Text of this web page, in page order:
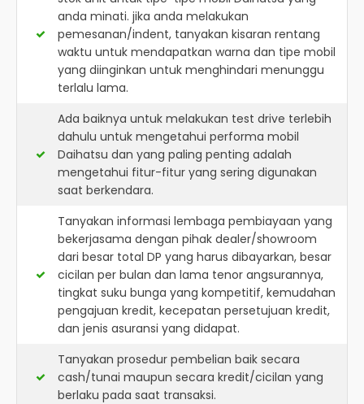
anda minati. jika anda melakukan
pemesanan/indent, tanyakan kisaran rentang
waktu untuk mendapatkan warna dan tipe mobil
yang diinginkan untuk menghindari menunggu
terlalu lama.
Ada baiknya untuk melakukan test drive terlebih
dahulu untuk mengetahui performa mobil
Daihatsu dan yang paling penting adalah
mengetahui fitur-fitur yang sering digunakan
saat berkendara.
Tanyakan informasi lembaga pembiayaan yang
bekerjasama dengan pihak dealer/showroom
dari besar total DP yang harus dibayarkan, besar
cicilan per bulan dan lama tenor angsurannya,
tingkat suku bunga yang kompetitif, kemudahan
pengajuan kredit, kecepatan persetujuan kredit,
dan jenis asuransi yang didapat.
Tanyakan prosedur pembelian baik secara
cash/tunai maupun secara kredit/cicilan yang
berlaku pada saat transaksi.